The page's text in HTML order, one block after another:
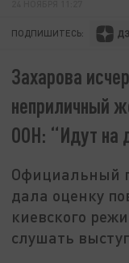
ПОДПИШИТЕСЬ:
Захарова
неприличный
ООН: “Идут на
Официальный
дала оценку
киевского
слушать